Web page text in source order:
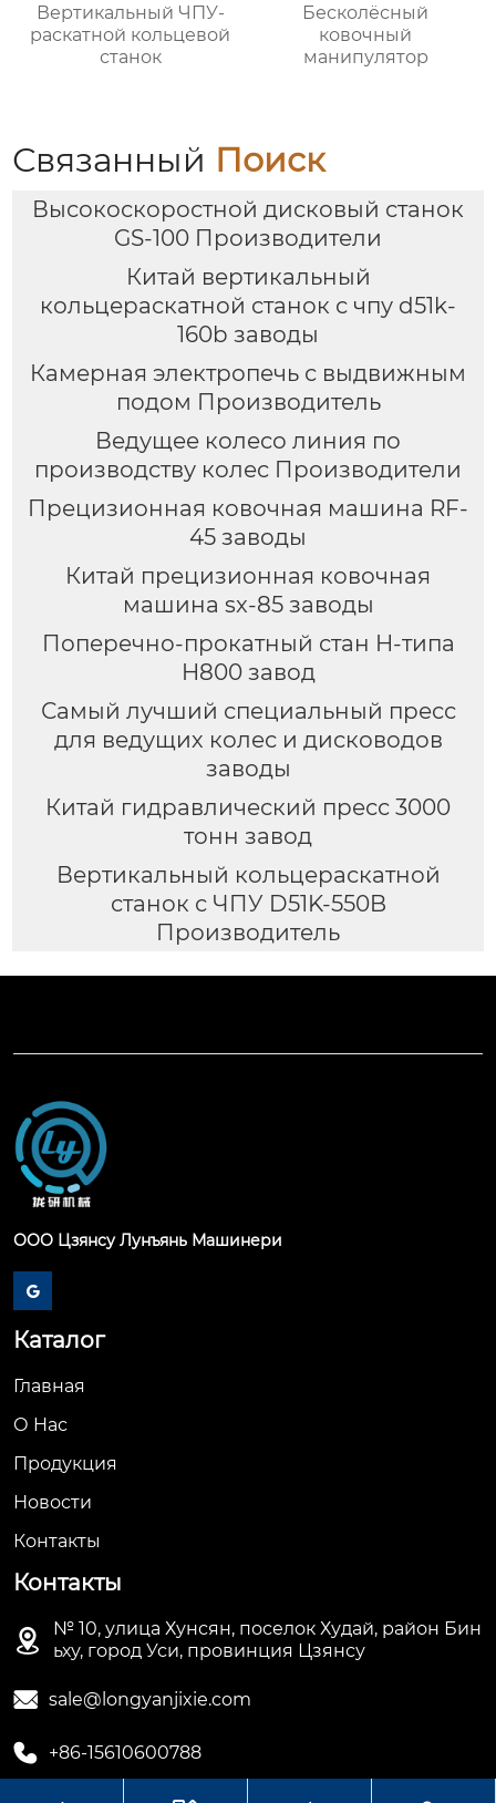
Вертикальный ЧПУ-
раскатной кольцевой
станок
Бесколёсный
ковочный
манипулятор
Связанный Поиск
Высокоскоростной дисковый станок
GS-100 Производители
Китай вертикальный
кольцераскатной станок с чпу d51k-
160b заводы
Камерная электропечь с выдвижным
подом Производитель
Ведущее колесо линия по
производству колес Производители
Прецизионная ковочная машина RF-
45 заводы
Китай прецизионная ковочная
машина sx-85 заводы
Поперечно-прокатный стан H-типа
H800 завод
Самый лучший специальный пресс
для ведущих колес и дисководов
заводы
Китай гидравлический пресс 3000
тонн завод
Вертикальный кольцераскатной
станок с ЧПУ D51K-550B
Производитель
ООО Цзянсу Лунъянь Машинери

Каталог
Главная
О Hас
Продукция
Новости
Контакты
Контакты

№ 10, улица Хунсян, поселок Худай, район Бин
ьху, город Уси, провинция Цзянсу
 sale@longyanjixie.com
 +86-15610600788